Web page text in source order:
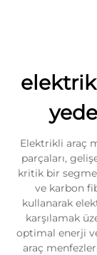
Elektrikli araç
parçaları,
kritik bir
ve karbon
kullanarak
karşılamak
optimal enerji
araç